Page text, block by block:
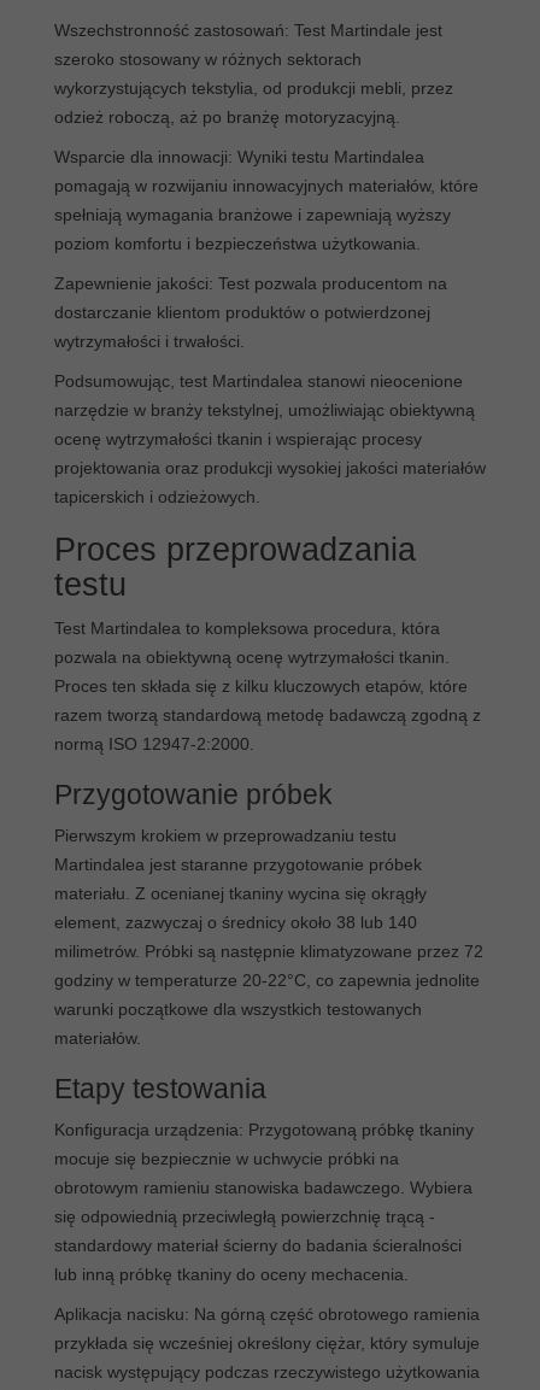
Wszechstronność zastosowań: Test Martindale jest
szeroko stosowany w różnych sektorach
wykorzystujących tekstylia, od produkcji mebli, przez
odzież roboczą, aż po branżę motoryzacyjną.
Wsparcie dla innowacji: Wyniki testu Martindalea
pomagają w rozwijaniu innowacyjnych materiałów, które
spełniają wymagania branżowe i zapewniają wyższy
poziom komfortu i bezpieczeństwa użytkowania.
Zapewnienie jakości: Test pozwala producentom na
dostarczanie klientom produktów o potwierdzonej
wytrzymałości i trwałości.
Podsumowując, test Martindalea stanowi nieocenione
narzędzie w branży tekstylnej, umożliwiając obiektywną
ocenę wytrzymałości tkanin i wspierając procesy
projektowania oraz produkcji wysokiej jakości materiałów
tapicerskich i odzieżowych.
Proces przeprowadzania
testu
Test Martindalea to kompleksowa procedura, która
pozwala na obiektywną ocenę wytrzymałości tkanin.
Proces ten składa się z kilku kluczowych etapów, które
razem tworzą standardową metodę badawczą zgodną z
normą ISO 12947-2:2000.
Przygotowanie próbek
Pierwszym krokiem w przeprowadzaniu testu
Martindalea jest staranne przygotowanie próbek
materiału. Z ocenianej tkaniny wycina się okrągły
element, zazwyczaj o średnicy około 38 lub 140
milimetrów. Próbki są następnie klimatyzowane przez 72
godziny w temperaturze 20-22°C, co zapewnia jednolite
warunki początkowe dla wszystkich testowanych
materiałów.
Etapy testowania
Konfiguracja urządzenia: Przygotowaną próbkę tkaniny
mocuje się bezpiecznie w uchwycie próbki na
obrotowym ramieniu stanowiska badawczego. Wybiera
się odpowiednią przeciwległą powierzchnię trącą -
standardowy materiał ścierny do badania ścieralności
lub inną próbkę tkaniny do oceny mechacenia.
Aplikacja nacisku: Na górną część obrotowego ramienia
przykłada się wcześniej określony ciężar, który symuluje
nacisk występujący podczas rzeczywistego użytkowania